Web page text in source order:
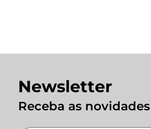
Newsletter
Receba as